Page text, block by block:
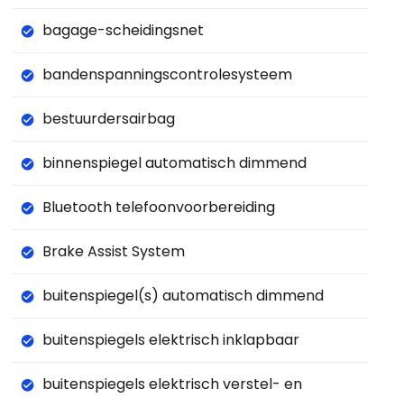
bagage-scheidingsnet
bandenspanningscontrolesysteem
bestuurdersairbag
binnenspiegel automatisch dimmend
Bluetooth telefoonvoorbereiding
Brake Assist System
buitenspiegel(s) automatisch dimmend
buitenspiegels elektrisch inklapbaar
buitenspiegels elektrisch verstel- en